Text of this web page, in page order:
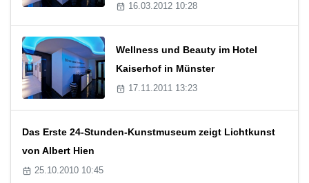
16.03.2012 10:28
Wellness und Beauty im Hotel
Kaiserhof in Münster
17.11.2011 13:23
Das Erste 24-Stunden-Kunstmuseum zeigt Lichtkunst
von Albert Hien
25.10.2010 10:45